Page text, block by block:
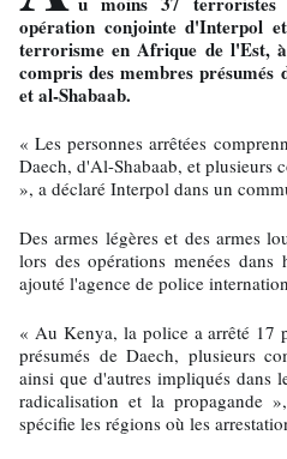
opération conjointe d'Interpol
terrorisme en Afrique de l'Est,
compris des membres présumés
et al-Shabaab.
« Les personnes arrêtées
Daech, d'Al-Shabaab, et plusieurs
», a déclaré Interpol dans un
Des armes légères et des armes
lors des opérations menées
ajouté l'agence de police
« Au Kenya, la police a arrêté 17
présumés de Daech, plusieurs
ainsi que d'autres impliqués dans
radicalisation et la propagande
spécifie les régions où les